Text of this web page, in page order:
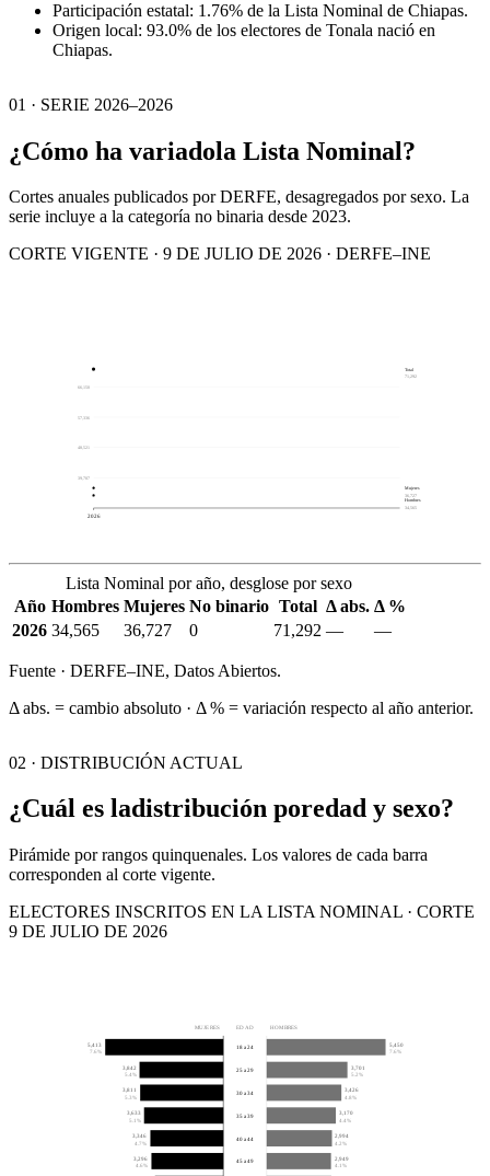
Participación estatal: 1.76% de la Lista Nominal de Chiapas.
Origen local: 93.0% de los electores de Tonala nació en
Chiapas.
01 · SERIE 2026–2026
¿Cómo ha variadola Lista Nominal?
Cortes anuales publicados por DERFE, desagregados por sexo. La
serie incluye a la categoría no binaria desde 2023.
CORTE VIGENTE · 9 DE JULIO DE 2026 · DERFE–INE
39,707
48,521
57,336
66,150
2026
Total
71,292
Mujeres
36,727
Hombres
34,565
Lista Nominal por año, desglose por sexo
Año Hombres Mujeres No binario Total Δ abs. Δ %
2026 34,565 36,727 0 71,292 — —
Fuente · DERFE–INE, Datos Abiertos.
Δ abs. = cambio absoluto · Δ % = variación respecto al año anterior.
02 · DISTRIBUCIÓN ACTUAL
¿Cuál es ladistribución poredad y sexo?
Pirámide por rangos quinquenales. Los valores de cada barra
corresponden al corte vigente.
ELECTORES INSCRITOS EN LA LISTA NOMINAL · CORTE
9 DE JULIO DE 2026
MUJERES EDAD HOMBRES
5,413
7.6%
5,450
7.6%
18 a 24
3,842
5.4%
3,701
5.2%
25 a 29
3,811
5.3%
3,426
4.8%
30 a 34
3,633
5.1%
3,170
4.4%
35 a 39
3,346
4.7%
2,994
4.2%
40 a 44
3,296
4.6%
2,949
4.1%
45 a 49